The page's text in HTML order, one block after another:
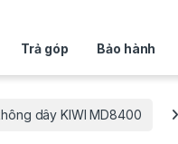
Trả góp Bảo hành
dây KIWI MD8400